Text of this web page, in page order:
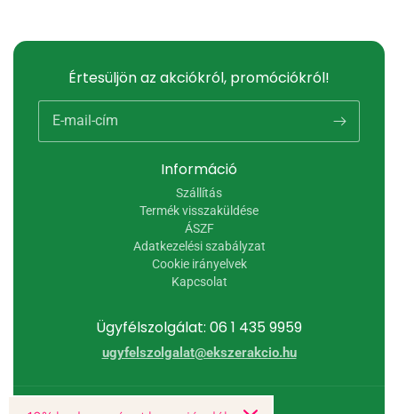
Ügyfélszolgálat: 06 1 435 9959
ugyfelszolgalat@ekszerakcio.hu
Információ
Szállítás
Termék visszaküldése
ÁSZF
Adatkezelési szabályzat
Cookie irányelvek
Kapcsolat
Értesüljön az akciókról, promóciókról!
E-mail-cím
© 2026, Ékszer Akció